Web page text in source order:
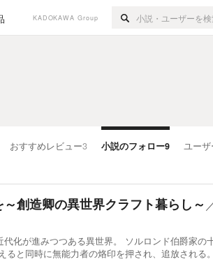
KADOKAWA Group
おすすめレビュー3 小説のフォロー9 ユー
創造卿の異世界クラフト暮らし～
化が進みつつある異世界。 ソルロンド伯爵家の
ると同時に無能力者の烙印を押され、追放される